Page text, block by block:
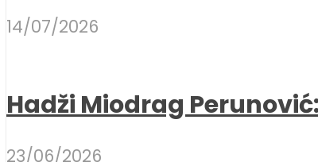
14/07/2026
Hadži Miodrag
23/06/2026